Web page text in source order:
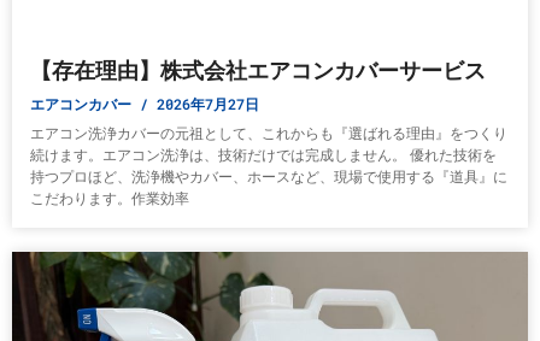
【存在理由】株式会社エアコンカバーサービス
エアコンカバー 2026年7月27日
エアコン洗浄カバーの元祖として、これからも『選ばれる理由』をつくり
続けます。エアコン洗浄は、技術だけでは完成しません。 優れた技術を
持つプロほど、洗浄機やカバー、ホースなど、現場で使用する『道具』に
こだわります。作業効率